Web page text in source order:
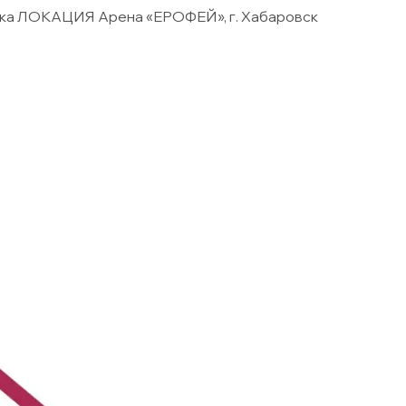
ЛОКАЦИЯ Арена «ЕРОФЕЙ», г. Хабаровск